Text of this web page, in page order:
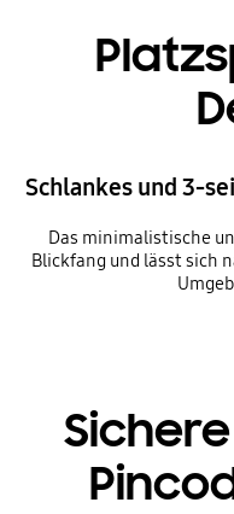
Schlankes und 3-
Das minimalistische
Blickfang und lässt sich